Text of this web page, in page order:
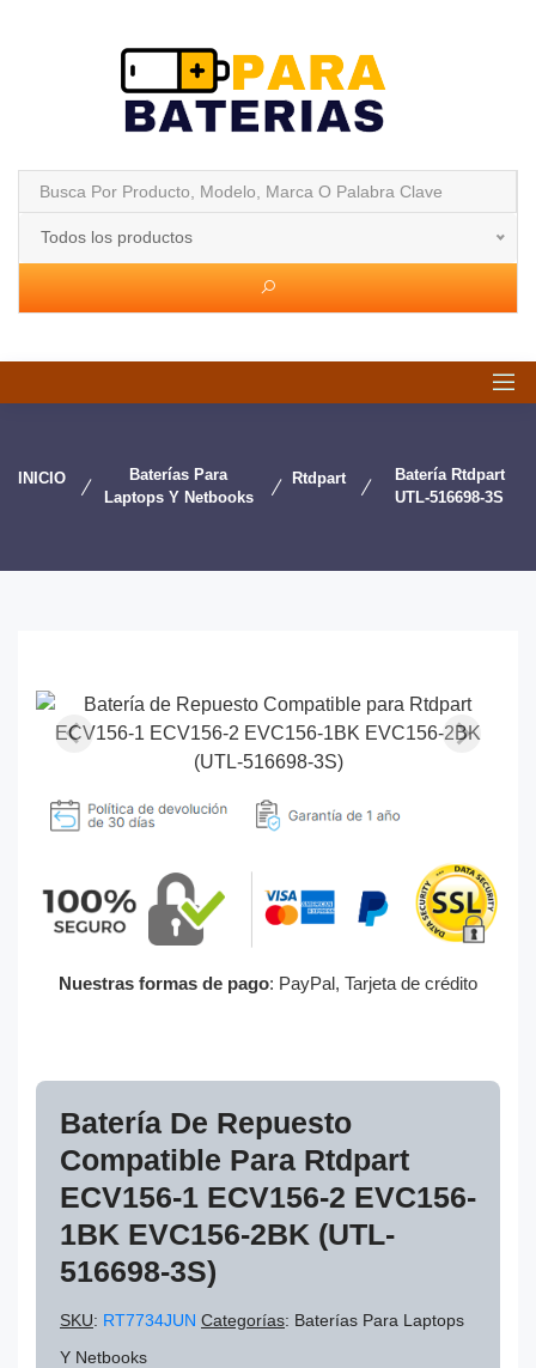
Todos los productos
INICIO
Baterías Para
Laptops Y Netbooks
Rtdpart
Batería Rtdpart
UTL-516698-3S
Nuestras formas de pago: PayPal, Tarjeta de crédito
Batería De Repuesto
Compatible Para Rtdpart
ECV156-1 ECV156-2 EVC156-
1BK EVC156-2BK (UTL-
516698-3S)
SKU: RT7734JUN Categorías: Baterías Para Laptops
Y Netbooks